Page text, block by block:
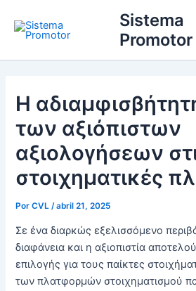
para
conteúdo
Sistema
Promotor
Η
των αξιόπιστων
αξιολογήσεων
στοιχηματικές
PorCVL/abril 21, 2025
Σε ένα διαρκώς εξελισσόμενο
διαφάνεια και η αξιοπιστία
επιλογής για τους παίκτες
των πλατφορμών στοιχηματισμού